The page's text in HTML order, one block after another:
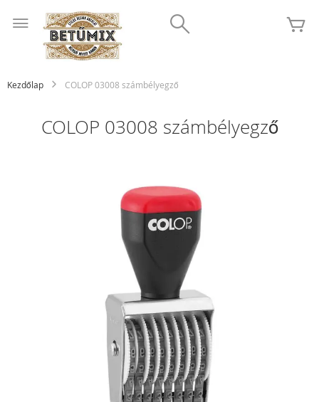
tartalomhoz
Kezdőlap COLOP 03008 számbélyegző
COLOP 03008 számbélyegző